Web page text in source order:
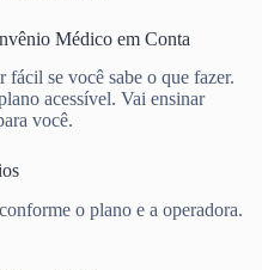
Médico em Conta
fácil se você sabe o que fazer.
acessível. Vai ensinar
você.
o plano e a operadora.